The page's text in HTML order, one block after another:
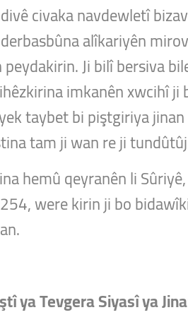
civaka navdewletî
alîkariyên
Ji bilî bersiva
imkanên xwcihî ji
taybet bi piştgiriya
tam ji wan re ji
hemû qeyranên li
were kirin ji bo
ya Tevgera Siyasî ya